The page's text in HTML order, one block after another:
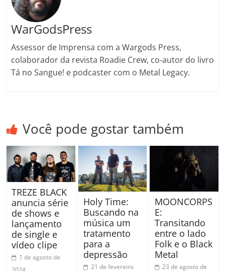
WarGodsPress
Assessor de Imprensa com a Wargods Press,
colaborador da revista Roadie Crew, co-autor do livro
Tá no Sangue! e podcaster com o Metal Legacy.
Você pode gostar também
TREZE BLACK
anuncia série
de shows e
lançamento
de single e
vídeo clipe
1 de agosto de
Holy Time:
Buscando na
música um
tratamento
para a
depressão
21 de fevereiro
MOONCORPS
E:
Transitando
entre o lado
Folk e o Black
Metal
23 de agosto de